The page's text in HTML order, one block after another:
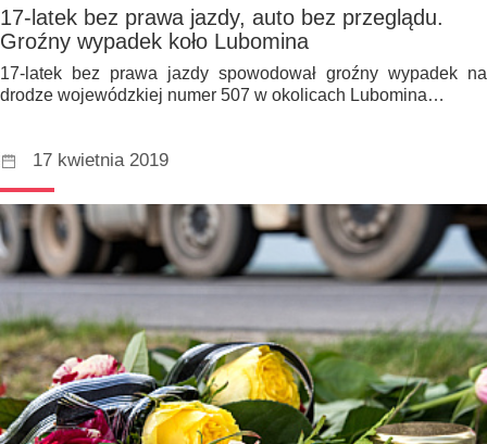
17-latek bez prawa jazdy, auto bez przeglądu.
Groźny wypadek koło Lubomina
17-latek bez prawa jazdy spowodował groźny wypadek na
drodze wojewódzkiej numer 507 w okolicach Lubomina…
17 kwietnia 2019